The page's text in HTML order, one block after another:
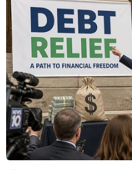
vui chơi giải trí, thẩm
trường, quán nhậu,
mát xa, xông hơi, các
điện tử, trung tâm tiệc
khấu-kịch, rạp chiếu
doanh thể thao, yoga,
Đồng thời, thành phố
tôn giáo và các hoạt
các cơ sở tôn giáo, thờ